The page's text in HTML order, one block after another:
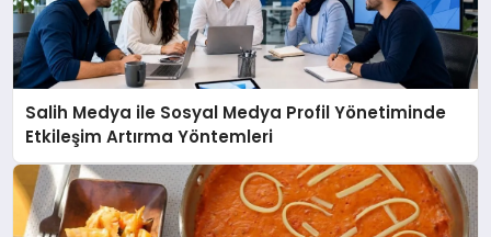
Salih Medya ile Sosyal Medya Profil Yönetiminde
Etkileşim Artırma Yöntemleri